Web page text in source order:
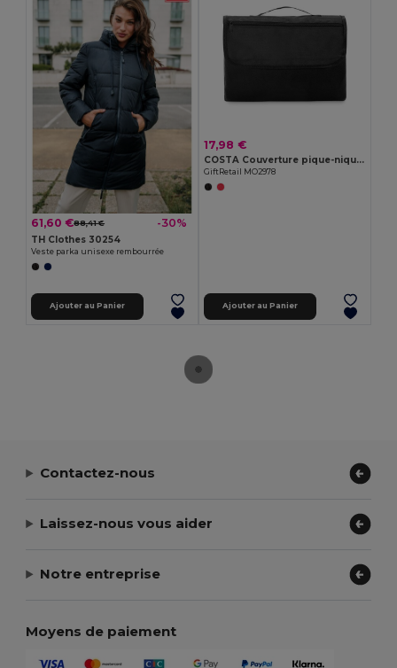
61,60 €88,41 € -30%
TH Clothes 30254
Veste parka unisexe rembourrée
Ajouter au Panier
17,98 €
COSTA Couverture pique-nique polaire
GiftRetail MO2978
Ajouter au Panier
Contactez-nous
Laissez-nous vous aider
Notre entreprise
Moyens de paiement